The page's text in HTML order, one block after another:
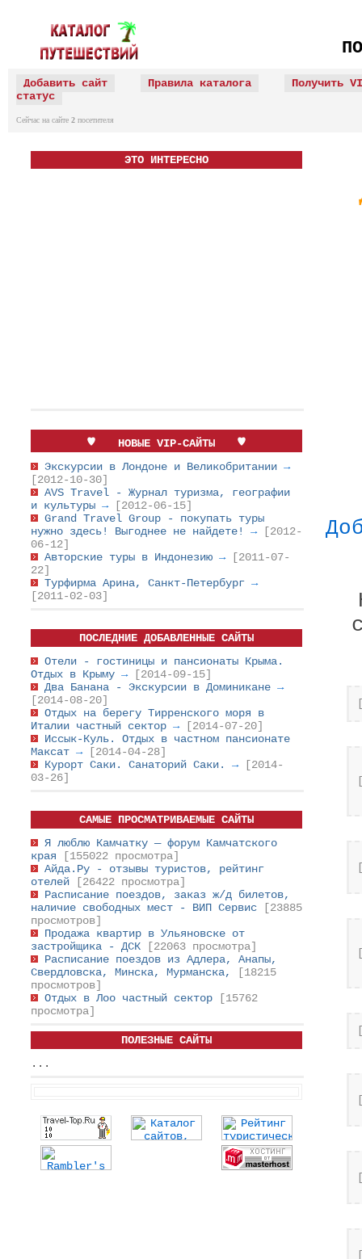
Добавить сайт Правила каталога
Получить
статус
Сейчас на сайте 2 посетителя
ЭТО ИНТЕРЕСНО
НОВЫЕ VIP-САЙТЫ
Экскурсии в Лондоне и Великобритании →
[2012-10-30]
AVS Travel - Журнал туризма, географии
и культуры →
[2012-06-15]
Grand Travel Group - покупать туры
нужно здесь! Выгоднее не найдете! →
[2012-
06-12]
Авторские туры в Индонезию →
[2011-07-
22]
Турфирма Арина, Санкт-Петербург →
[2011-02-03]
ПОСЛЕДНИЕ ДОБАВЛЕННЫЕ САЙТЫ
Отели - гостиницы и пансионаты Крыма.
Отдых в Крыму →
[2014-09-15]
Два Банана - Экскурсии в Доминикане →
[2014-08-20]
Отдых на берегу Тирренского моря в
Италии частный сектор →
[2014-07-20]
Иссык-Куль. Отдых в частном пансионате
Максат →
[2014-04-28]
Курорт Саки. Санаторий Саки. →
[2014-
03-26]
САМЫЕ ПРОСМАТРИВАЕМЫЕ САЙТЫ
Я люблю Камчатку — форум Камчатского
края
[155022 просмотра]
Айда.Ру - отзывы туристов, рейтинг
отелей
[26422 просмотра]
Расписание поездов, заказ ж/д билетов,
наличие свободных мест - ВИП Сервис
[23885
просмотров]
Продажа квартир в Ульяновске от
застройщика - ДСК
[22063 просмотра]
Расписание поездов из Адлера, Анапы,
Свердловска, Минска, Мурманска,
[18215
просмотров]
Отдых в Лоо частный сектор
[15762
просмотра]
ПОЛЕЗНЫЕ САЙТЫ
...